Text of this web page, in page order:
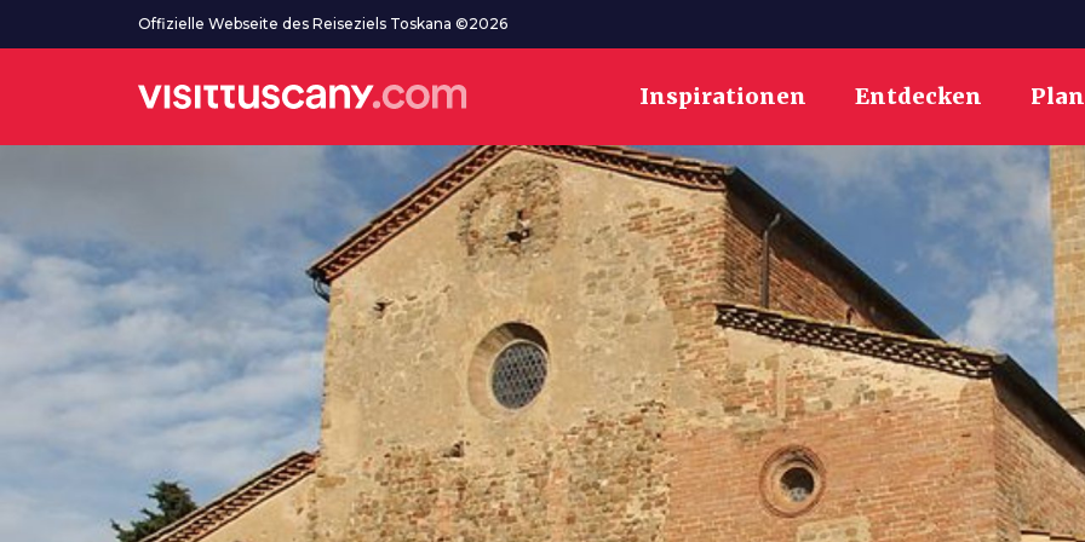
Zum HauptinhaltOffizielle Webseite des Reiseziels Toskana ©2026
Inspirationen Entdecken